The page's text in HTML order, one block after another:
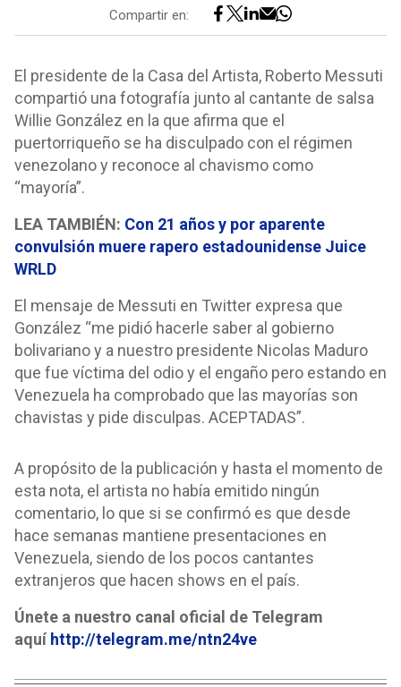
Compartir en:
El presidente de la Casa del Artista, Roberto Messuti
compartió una fotografía junto al cantante de salsa
Willie González en la que afirma que el
puertorriqueño se ha disculpado con el régimen
venezolano y reconoce al chavismo como
“mayoría”.
LEA TAMBIÉN: Con 21 años y por aparente
convulsión muere rapero estadounidense Juice
WRLD
El mensaje de Messuti en Twitter expresa que
González “me pidió hacerle saber al gobierno
bolivariano y a nuestro presidente Nicolas Maduro
que fue víctima del odio y el engaño pero estando en
Venezuela ha comprobado que las mayorías son
chavistas y pide disculpas. ACEPTADAS”.
A propósito de la publicación y hasta el momento de
esta nota, el artista no había emitido ningún
comentario, lo que si se confirmó es que desde
hace semanas mantiene presentaciones en
Venezuela, siendo de los pocos cantantes
extranjeros que hacen shows en el país.
Únete a nuestro canal oficial de Telegram
aquí http://telegram.me/ntn24ve